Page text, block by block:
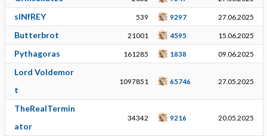
sINfREY 539 9297 27.06.2025
Butterbrot 21001 4595 15.06.2025
Pythagoras 161285 1838 09.06.2025
Lord Voldemor
t
1097851 65746 27.05.2025
TheRealTermin
ator
34342 9216 20.05.2025